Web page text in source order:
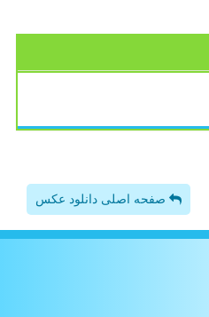
صفحه اصلی دانلود عکس